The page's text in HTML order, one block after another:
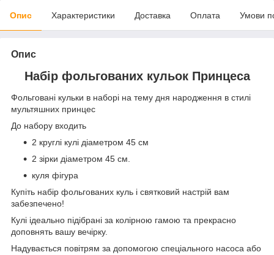
Опис Характеристики Доставка Оплата Умови
Опис
Набір фольгованих кульок Принцеса
Фольговані кульки в наборі на тему дня народження в стилі
мультяшних принцес
До набору входить
2 круглі кулі діаметром 45 см
2 зірки діаметром 45 см.
куля фігура
Купіть набір фольгованих куль і святковий настрій вам
забезпечено!
Кулі ідеально підібрані за колірною гамою та прекрасно
доповнять вашу вечірку.
Надувається повітрям за допомогою спеціального насоса або